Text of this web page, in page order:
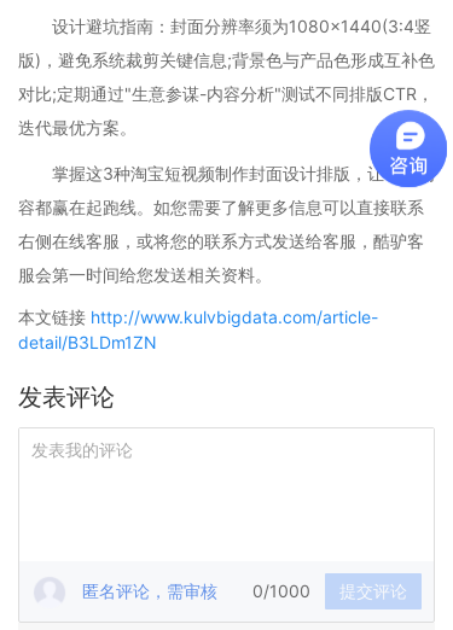
设计避坑指南：封面分辨率须为1080×1440(3:4竖
版)，避免系统裁剪关键信息;背景色与产品色形成互补色
对比;定期通过"生意参谋-内容分析"测试不同排版CTR，
迭代最优方案。
掌握这3种淘宝短视频制作封面设计排版，让每条内
容都赢在起跑线。如您需要了解更多信息可以直接联系
右侧在线客服，或将您的联系方式发送给客服，酷驴客
服会第一时间给您发送相关资料。
本文链接 http://www.kulvbigdata.com/article-
detail/B3LDm1ZN
发表评论
匿名评论，需审核 0/1000 提交评论